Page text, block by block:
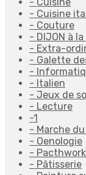
- Cuisine
- Couture
- DIJON à
- Extra-
- Galette
-
- Italien
- Jeux de
- Lecture
-1
- Marche
- Oenologie
- Pacthwork
- Pâtisserie